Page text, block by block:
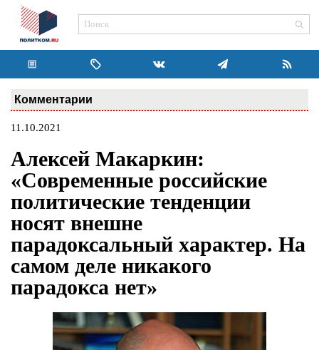
Комментарии
11.10.2021
Алексей Макаркин:
«Современные российские
политические тенденции
носят внешне
парадоксальный характер. На
самом деле никакого
парадокса нет»